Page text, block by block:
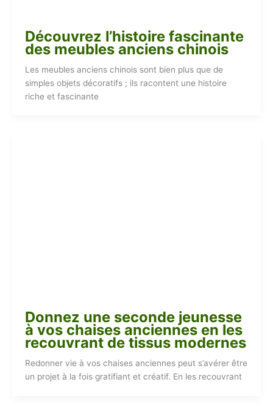
Découvrez l’histoire fascinante
des meubles anciens chinois
Les meubles anciens chinois sont bien plus que de
simples objets décoratifs ; ils racontent une histoire
riche et fascinante
Donnez une seconde jeunesse
à vos chaises anciennes en les
recouvrant de tissus modernes
Redonner vie à vos chaises anciennes peut s’avérer être
un projet à la fois gratifiant et créatif. En les recouvrant